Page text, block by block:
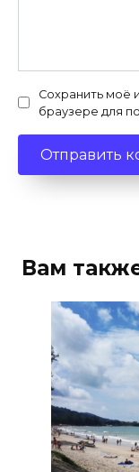
Сохранить моё
браузере для
Вам